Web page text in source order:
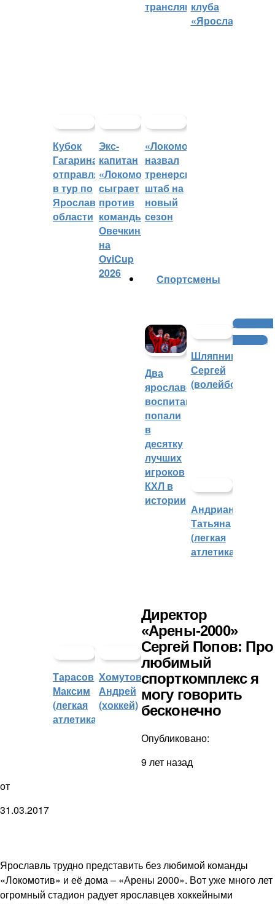
трансляцийклуба
«Ярославич»
Кубок
Гагарина
отправляется
в тур по
Ярославской
области
Экс-
капитан
«Локомотива»
сыграет
против
команды
Овечкина
на
OviCup
2026
«Локомотив»
назвал
тренерский
штаб на
новый
сезон
Cпортсмены
Два
ярославских
воспитанника
попали
в
десятку
лучших
игроков
КХЛ в
истории
Шляпников
Сергей
(волейбол)
Андрианова
Татьяна
(легкая
атлетика)
Тарасов
Максим
(легкая
атлетика)
Хомутов
Андрей
(хоккей)
Интервью и
аналитика
Директор
«Арены-2000»
Сергей Попов: Про
любимый
спорткомплекс я
могу говорить
бесконечно
Опубликовано:
9 лет назад
от
31.03.2017
Ярославль трудно представить без любимой команды
«Локомотив» и её дома – «Арены 2000». Вот уже много лет
огромный стадион радует ярославцев хоккейными